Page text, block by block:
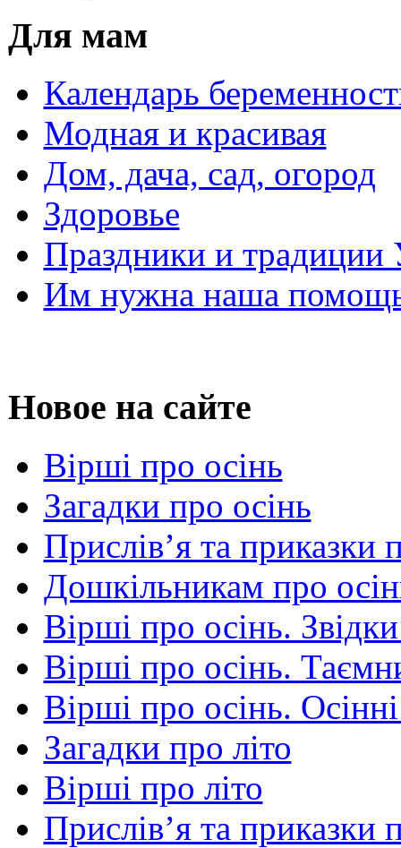
Для мам
Календарь
Модная и красивая
Дом, дача, сад, огород
Здоровье
Праздники и традиции
Им нужна наша
Новое на сайте
Вірші про осінь
Загадки про осінь
Прислів’я та приказки
Дошкільникам про
Вірші про осінь.
Вірші про осінь.
Вірші про осінь.
Загадки про літо
Вірші про літо
Прислів’я та приказки